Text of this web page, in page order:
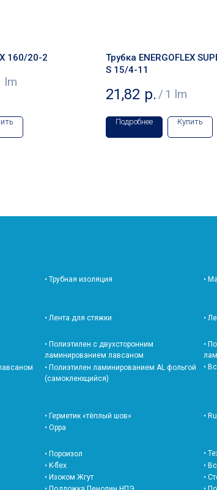
160/20-2
lm
Трубка ENERGOFLEX
S 15/4-11
21,82 р. / 1 lm
Подробнее Купить
• Трубная изоляция
•
• Лента для стяжки •
• Полиэтилен с двухсторонним
ламинированием лавсаном
•
• Полиэтилен ламинированием AL фольгой
(самоклеющийся)
•
• Герметик «тёплый шов»
•
• Oppa
• Пороизол
•
• K-flex
•
• Изоком Жгут
•